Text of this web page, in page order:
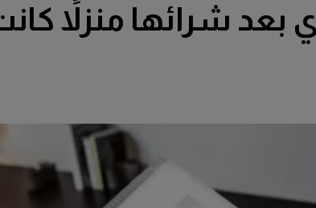
بعد شرائها منزلاً